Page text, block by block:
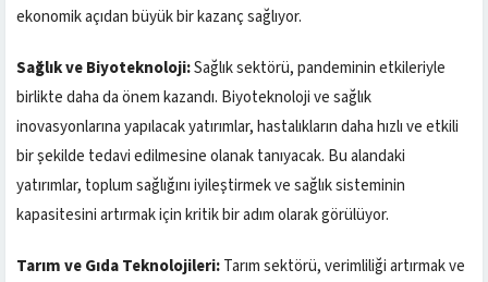
ekonomik açıdan büyük bir kazanç sağlıyor.
Sağlık ve Biyoteknoloji:Sağlık sektörü, pandeminin etkileriyle
birlikte daha da önem kazandı. Biyoteknoloji ve sağlık
inovasyonlarına yapılacak yatırımlar, hastalıkların daha hızlı ve etkili
bir şekilde tedavi edilmesine olanak tanıyacak. Bu alandaki
yatırımlar, toplum sağlığını iyileştirmek ve sağlık sisteminin
kapasitesini artırmak için kritik bir adım olarak görülüyor.
Tarım ve Gıda Teknolojileri:Tarım sektörü, verimliliği artırmak ve